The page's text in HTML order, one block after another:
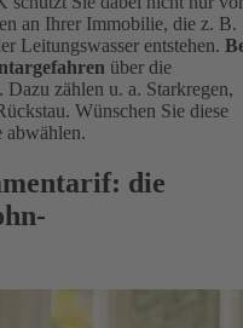
an Ihrer Immobilie, die z. B.
Leitungswasser entstehen.
über die
. Dazu zählen u. a. Starkregen,
Wünschen Sie diese
abwählen.
die